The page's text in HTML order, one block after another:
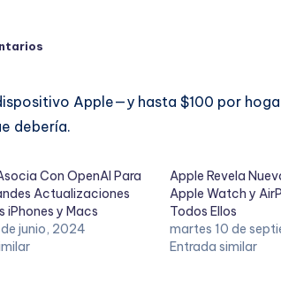
Apple—y hasta $100 por
debería.
Con OpenAI Para
Actualizaciones
iPhones y Macs
junio, 2024
Apple Revela
Apple Watch y
Todos Ellos
martes 10 de
Entrada similar